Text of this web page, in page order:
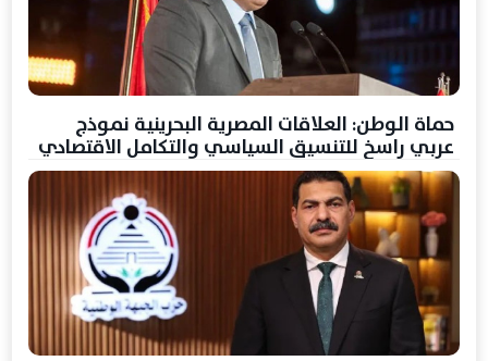
حماة الوطن: العلاقات المصرية البحرينية نموذج
عربي راسخ للتنسيق السياسي والتكامل الاقتصادي